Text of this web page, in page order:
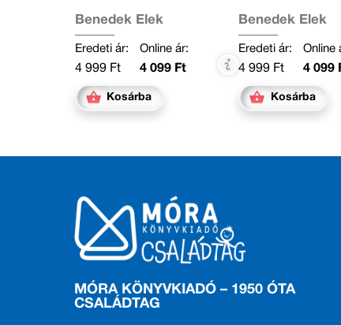
Benedek Elek
Eredeti ár:
4 999 Ft
Online ár:
4 099 Ft
Kosárba
Benedek Elek
Eredeti ár:
4 999 Ft
Online
4 099
Kosárba
MÓRA KÖNYVKIADÓ – 1950 ÓTA
CSALÁDTAG